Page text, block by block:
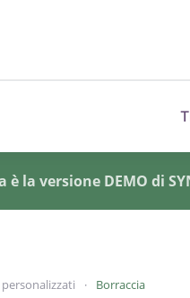
è la versione DEMO di
personalizzati Borraccia